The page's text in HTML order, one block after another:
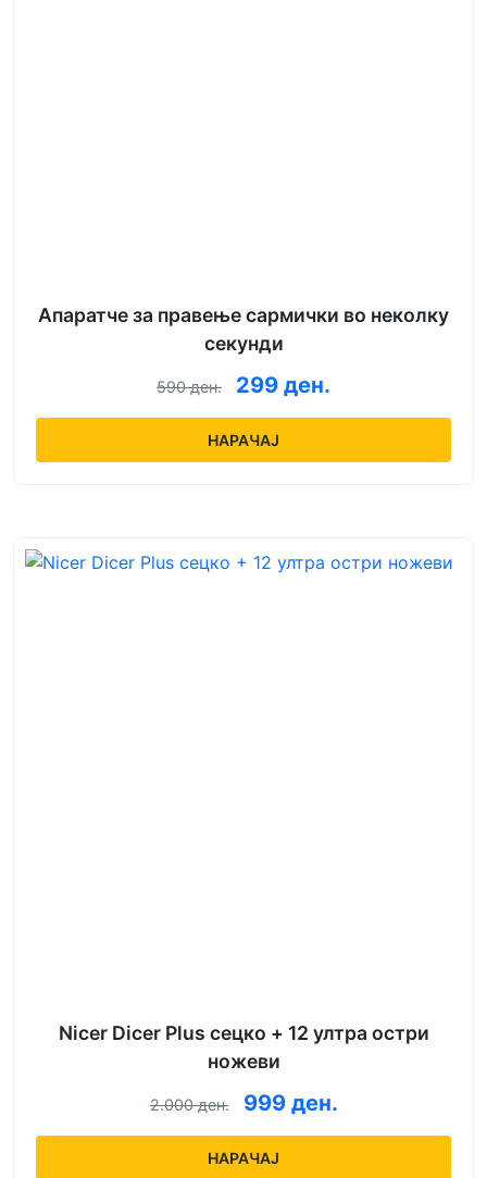
Апаратче за правење сармички во неколку
секунди
590 ден. 299 ден.
НАРАЧАЈ
Nicer Dicer Plus сецко + 12 ултра остри
ножеви
2.000 ден. 999 ден.
НАРАЧАЈ